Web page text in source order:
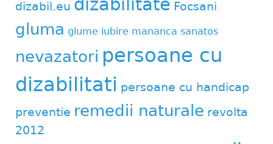
dizabil.eu dizabilitate Focsani
gluma glume iubire mananca sanatos
nevazatori persoane cu
dizabilitati persoane cu handicap
preventie remedii naturale revolta
2012